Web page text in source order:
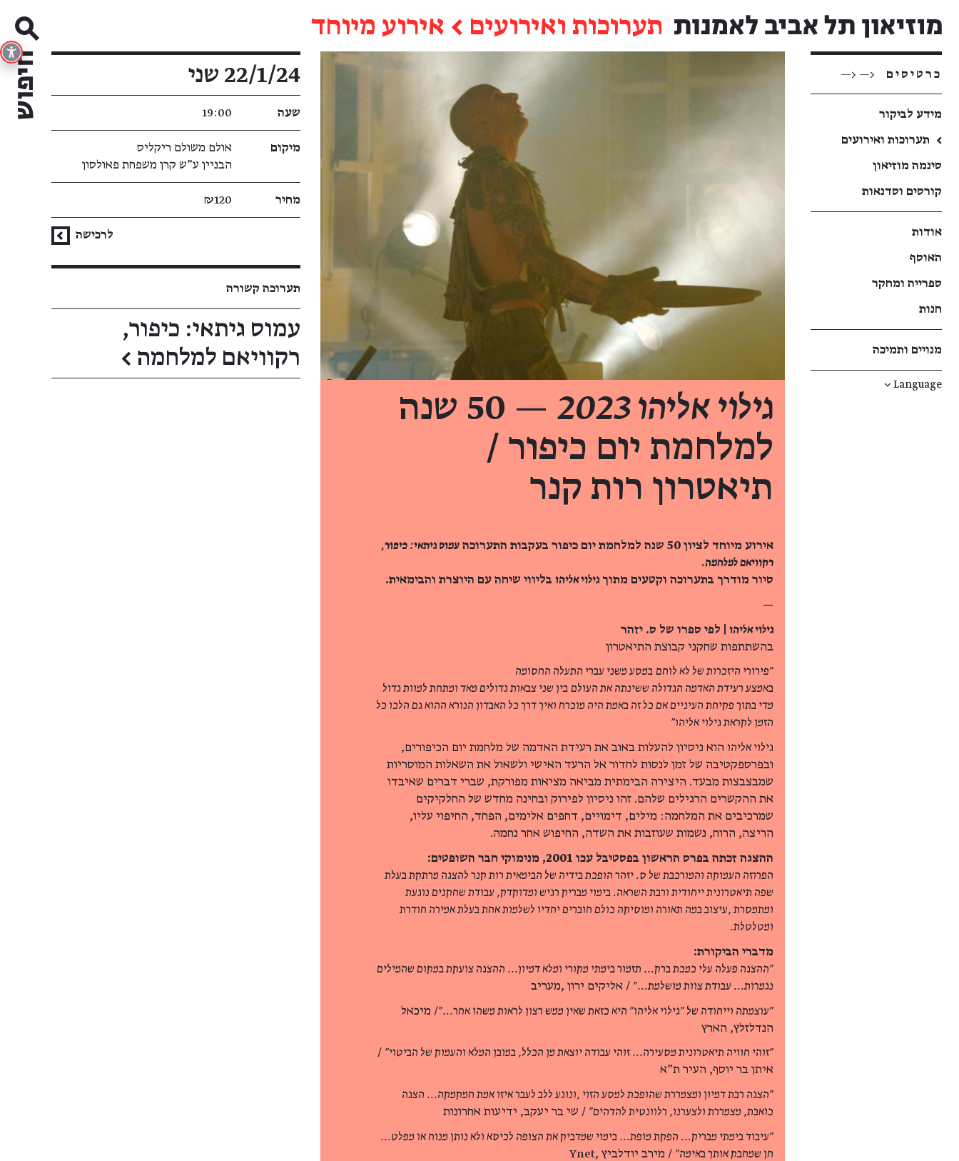
תערוכות ואירועים ← אירוע מיוחד
כרטיסים <— <—
מידע לביקור
←
תערוכות ואירועים
סינמה מוזיאון
קורסים וסדנאות
אודות
האוסף
ספרייה ומחקר
חנות
מנויים ותמיכה
Language
↓
גילוי אליהו 2023
— 50 שנה
למלחמת יום כיפור /
תיאטרון רות קנר
אירוע מיוחד לציון 50 שנה למלחמת יום כיפור בעקבות התערוכה
עמוס גיתאי: כיפור,
רקוויאם למלחמה.
סיור מודרך בתערוכה וקטעים מתוך גילוי אליהו בליווי שיחה עם היוצרת והבימאית.
—
גילוי אליהו
| לפי ספרו של ס. יזהר
בהשתתפות שחקני קבוצת התיאטרון
"פירורי היזכרות של לא לוחם במסע משני עברי התעלה החסומה
באמצע רעידת האדמה הגדולה ששינתה את העולם בין שני צבאות גדולים מאד ומתחת למוות גדול
מדי בתוך פקיחת העיניים אם כל זה באמת היה מוכרח ואיך דרך כל האבדון הנורא ההוא גם הלכו כל
הזמן לקראת גילוי אליהו"
גילוי אליהו הוא ניסיון להעלות באוב את רעידת האדמה של מלחמת יום הכיפורים,
ובפרספקטיבה של זמן לנסות לחדור אל הרעד האישי ולשאול את השאלות המוסריות
שמבצבצות מבעד. היצירה הבימתית מביאה מציאות מפורקת, שברי דברים שאיבדו
את ההקשרים הרגילים שלהם. זהו ניסיון לפירוק ובחינה מחדש של החלקיקים
שמרכיבים את המלחמה: מילים, דימויים, דחפים אלימים, הפחד, החיפוי עליו,
הריצה, הרוח, נשמות שעוזבות את השדה, החיפוש אחר נחמה.
ההצגה זכתה בפרס הראשון בפסטיבל עכו 2001, מנימוקי חבר השופטים:
הפרוזה העמוקה והמורכבת של ס. יזהר הופכת בידיה של הבימאית רות קנר להצגה מרתקת בעלת
שפה תיאטרונית ייחודית ורבת השראה. בימוי מבריק רגיש ומדוקדק, עבודת שחקנים נוגעת
ומתמסרת ,עיצוב במה תאורה ומוסיקה כולם חוברים יחדיו לשלמות אחת בעלת אמירה חודרת
ומטלטלת.
מדברי הביקורת:
"ההצגה פעלה עלי כמכת ברק... תזמור בימתי מקורי ומלא דמיון... ההצגה צועקת במקום שהמילים
נגמרות... עבודת צוות מושלמת..." / אליקים ירון ,מעריב
"עוצמתה וייחודה של "גילוי אליהו" היא כזאת שאין ממש רצון לראות משהו אחר..."/ מיכאל
הנדלזלץ, הארץ
"זוהי חוויה תיאטרונית מסעירה... זוהי עבודה יוצאת מן הכלל, במובן המלא והעמוק של הביטוי" /
איתן בר יוסף, העיר ת"א
"הצגה רבת דמיון ומצמררת שהופכת למסע הזוי ,ונוגע ללב לעבר איזו אמת חמקמקה... הצגה
כואבת, מצמררת ולצערנו, רלוונטית להדהים" / שי בר יעקב, ידיעות אחרונות
"עיבוד בימתי מבריק... הפקת מופת... בימוי שמדביק את הצופה לכיסא ולא נותן מנוח או מפלט...
חן שמחבק אותך באימה" / מירב יודלביץ ,Ynet
פרטי האירוע
22/1/24 שני
שעה 19:00
מיקום
אולם משולם ריקליס
הבניין ע"ש קרן משפחת פאולסון
מחיר ₪120
לרכישה
תערוכה קשורה
עמוס גיתאי: כיפור,
רקוויאם למלחמה ←